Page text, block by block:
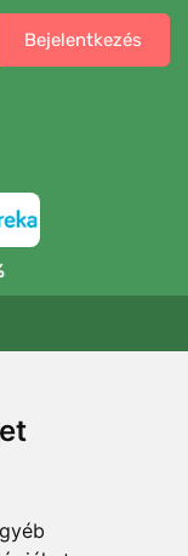
Bejelentkezés
80 EUR
vagy